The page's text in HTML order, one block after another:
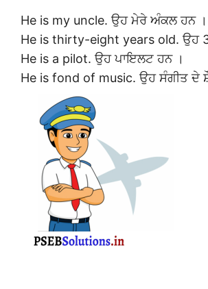
He is my uncle. ਉਹ ਮੇਰੇ ਅੰਕਲ ਹਨ ।
He is thirty-eight years old. ਉਹ
He is a pilot. ਉਹ ਪਾਇਲਟ ਹਨ ।
He is fond of music. ਉਹ ਸੰਗੀਤ ਦੇ